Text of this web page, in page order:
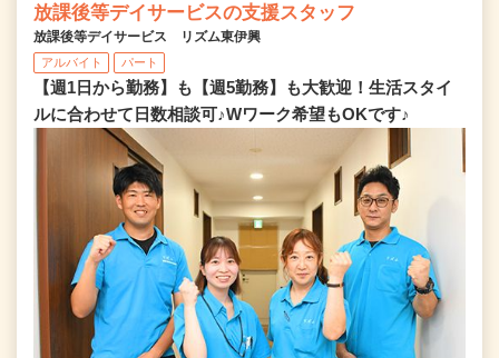
放課後等デイサービスの支援スタッフ
放課後等デイサービス リズム東伊興
アルバイト パート
【週1日から勤務】も【週5勤務】も大歓迎！生活スタイ
ルに合わせて日数相談可♪Wワーク希望もOKです♪